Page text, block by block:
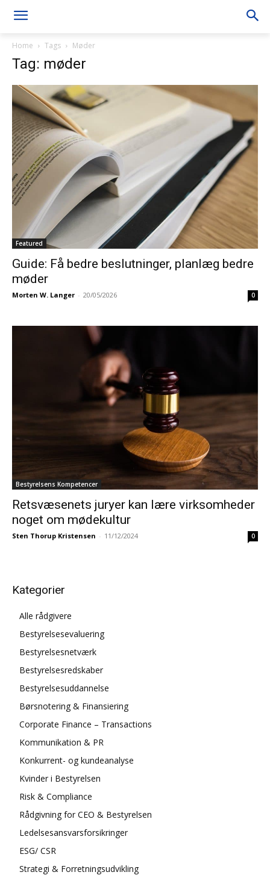
Home Tags Møder
Tag: møder
Featured
Guide: Få bedre beslutninger, planlæg bedre
møder
Morten W. Langer - 20/05/2026 0
Bestyrelsens Kompetencer
Retsvæsenets juryer kan lære virksomheder
noget om mødekultur
Sten Thorup Kristensen - 11/12/2024 0
Kategorier
Alle rådgivere
Bestyrelsesevaluering
Bestyrelsesnetværk
Bestyrelsesredskaber
Bestyrelsesuddannelse
Børsnotering & Finansiering
Corporate Finance – Transactions
Kommunikation & PR
Konkurrent- og kundeanalyse
Kvinder i Bestyrelsen
Risk & Compliance
Rådgivning for CEO & Bestyrelsen
Ledelsesansvarsforsikringer
ESG/ CSR
Strategi & Forretningsudvikling